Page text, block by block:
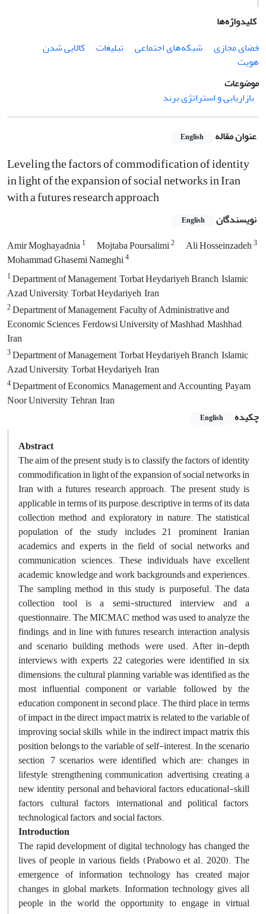
کلیدواژه‌ها
فضای مجازی
شبکه‌های اجتماعی تبلیغات
کالایی شدن
هویت
موضوعات
بازاریابی و استراتژی برند
عنوان مقاله English
Leveling the factors of commodification of identity
in light of the expansion of social networks in Iran
with a futures research approach
نویسندگان English
Amir Moghayadnia1 Mojtaba Poursalimi2 Ali Hosseinzadeh3
Mohammad Ghasemi Nameghi4
1Department of Management, Torbat Heydariyeh Branch, Islamic
Azad University, Torbat Heydariyeh, Iran
2Department of Management, Faculty of Administrative and
Economic Sciences, Ferdowsi University of Mashhad, Mashhad,
Iran
3Department of Management, Torbat Heydariyeh Branch, Islamic
Azad University, Torbat Heydariyeh, Iran
4Department of Economics, Management and Accounting, Payam
Noor University, Tehran, Iran
چکیده
English
Abstract
The aim of the present study is to classify the factors of identity
commodification in light of the expansion of social networks in
Iran with a futures research approach. The present study is
applicable in terms of its purpose; descriptive in terms of its data
collection method, and exploratory in nature. The statistical
population of the study includes 21 prominent Iranian
academics and experts in the field of social networks and
communication sciences. These individuals have excellent
academic knowledge and work backgrounds and experiences.
The sampling method in this study is purposeful. The data
collection tool is a semi-structured interview and a
questionnaire. The MICMAC method was used to analyze the
findings, and in line with futures research, interaction analysis
and scenario building methods were used. After in-depth
interviews with experts, 22 categories were identified in six
dimensions; the cultural planning variable was identified as the
most influential component or variable, followed by the
education component in second place. The third place in terms
of impact in the direct impact matrix is ​​related to the variable of
improving social skills, while in the indirect impact matrix this
position belongs to the variable of self-interest. In the scenario
section, 7 scenarios were identified, which are: changes in
lifestyle, strengthening communication, advertising, creating a
new identity, personal and behavioral factors, educational-skill
factors, cultural factors, international and political factors,
technological factors, and social factors.
Introduction
The rapid development of digital technology has changed the
lives of people in various fields (Prabowo et al., 2020). The
emergence of information technology has created major
changes in global markets. Information technology gives all
people in the world the opportunity to engage in virtual